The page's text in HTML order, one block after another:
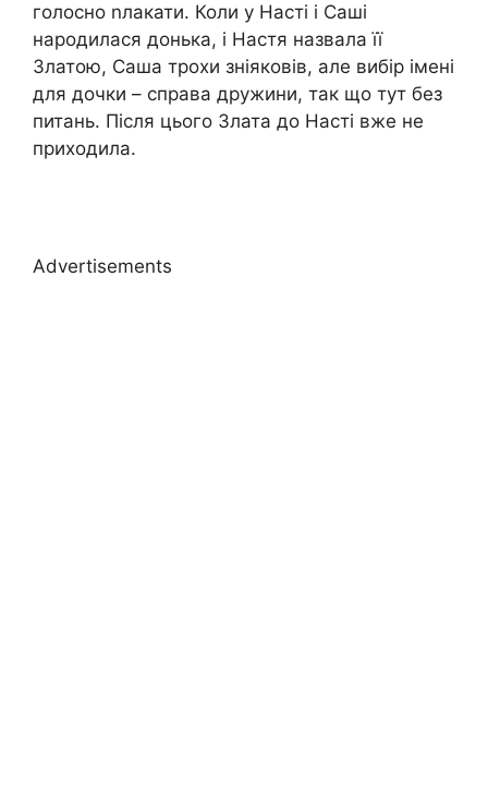
голосно nлакати. Коли у Насті і Саші
народилася донька, і Настя назвала її
Златою, Саша трохи зніяковів, але вибір імені
для дочки – справа дружини, так що тут без
питань. Після цього Злата до Насті вже не
приходила.
Advertisements